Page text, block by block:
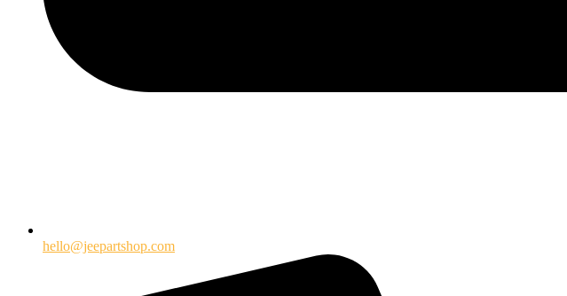
hello@jeepartshop.com